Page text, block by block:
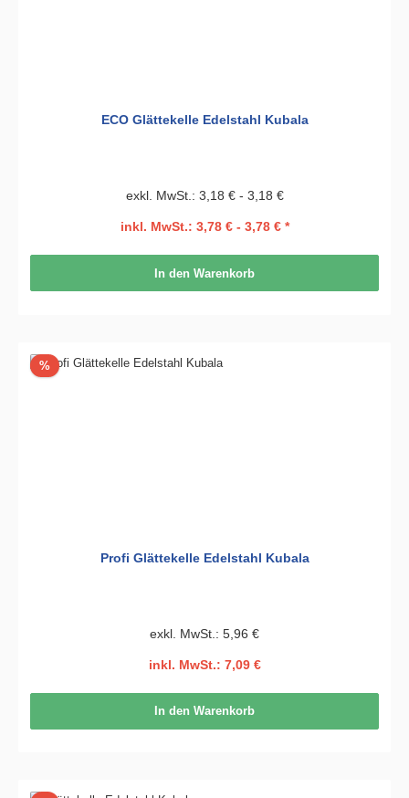
ECO Glättekelle Edelstahl Kubala
exkl. MwSt.: 3,18 € - 3,18 €
inkl. MwSt.: 3,78 € - 3,78 € *
In den Warenkorb
%Rabatt
Profi Glättekelle Edelstahl Kubala
exkl. MwSt.: 5,96 €
inkl. MwSt.: 7,09 €
In den Warenkorb